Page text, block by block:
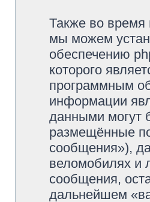
Также во время
мы можем
обеспечению
которого
программным
информации
данными могут
размещённые
сообщения»),
веломобилях и
сообщения,
дальнейшем